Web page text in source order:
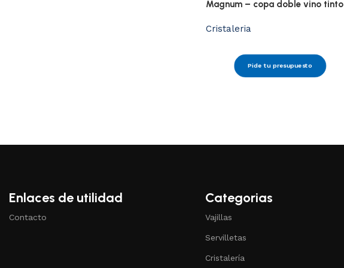
Magnum – copa doble vino tinto
Cristaleria
Pide tu presupuesto
Enlaces de utilidad
Contacto
Categorias
Vajillas
Servilletas
Cristalería